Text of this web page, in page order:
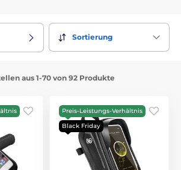
Sortierung
aus 1-70 von 92 Produkte
Preis-Leistungs-Verhältnis
Black Friday